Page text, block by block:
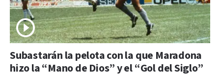
Subastarán la pelota con la que Maradona
hizo la “Mano de Dios” y el “Gol del Siglo”